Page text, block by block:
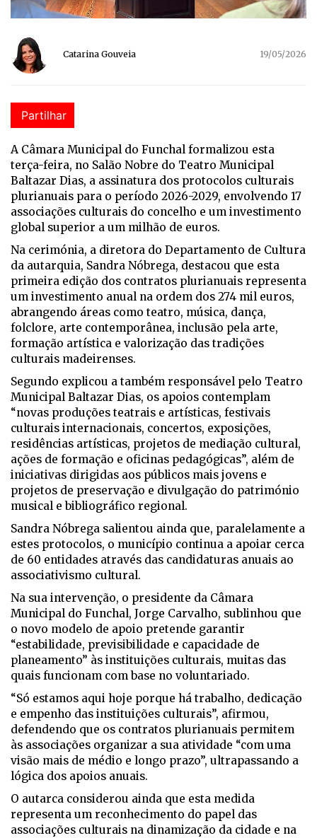
Catarina Gouveia 19/05/2026
Partilhar
A Câmara Municipal do Funchal formalizou esta
terça-feira, no Salão Nobre do Teatro Municipal
Baltazar Dias, a assinatura dos protocolos culturais
plurianuais para o período 2026-2029, envolvendo 17
associações culturais do concelho e um investimento
global superior a um milhão de euros.
Na cerimónia, a diretora do Departamento de Cultura
da autarquia, Sandra Nóbrega, destacou que esta
primeira edição dos contratos plurianuais representa
um investimento anual na ordem dos 274 mil euros,
abrangendo áreas como teatro, música, dança,
folclore, arte contemporânea, inclusão pela arte,
formação artística e valorização das tradições
culturais madeirenses.
Segundo explicou a também responsável pelo Teatro
Municipal Baltazar Dias, os apoios contemplam
“novas produções teatrais e artísticas, festivais
culturais internacionais, concertos, exposições,
residências artísticas, projetos de mediação cultural,
ações de formação e oficinas pedagógicas”, além de
iniciativas dirigidas aos públicos mais jovens e
projetos de preservação e divulgação do património
musical e bibliográfico regional.
Sandra Nóbrega salientou ainda que, paralelamente a
estes protocolos, o município continua a apoiar cerca
de 60 entidades através das candidaturas anuais ao
associativismo cultural.
Na sua intervenção, o presidente da Câmara
Municipal do Funchal, Jorge Carvalho, sublinhou que
o novo modelo de apoio pretende garantir
“estabilidade, previsibilidade e capacidade de
planeamento” às instituições culturais, muitas das
quais funcionam com base no voluntariado.
“Só estamos aqui hoje porque há trabalho, dedicação
e empenho das instituições culturais”, afirmou,
defendendo que os contratos plurianuais permitem
às associações organizar a sua atividade “com uma
visão mais de médio e longo prazo”, ultrapassando a
lógica dos apoios anuais.
O autarca considerou ainda que esta medida
representa um reconhecimento do papel das
associações culturais na dinamização da cidade e na